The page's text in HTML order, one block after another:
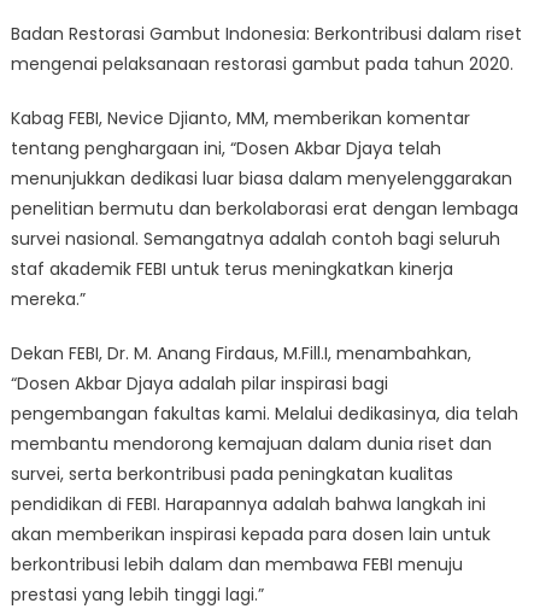
Badan Restorasi Gambut Indonesia: Berkontribusi dalam riset
mengenai pelaksanaan restorasi gambut pada tahun 2020.
Kabag FEBI, Nevice Djianto, MM, memberikan komentar
tentang penghargaan ini, “Dosen Akbar Djaya telah
menunjukkan dedikasi luar biasa dalam menyelenggarakan
penelitian bermutu dan berkolaborasi erat dengan lembaga
survei nasional. Semangatnya adalah contoh bagi seluruh
staf akademik FEBI untuk terus meningkatkan kinerja
mereka.”
Dekan FEBI, Dr. M. Anang Firdaus, M.Fill.I, menambahkan,
“Dosen Akbar Djaya adalah pilar inspirasi bagi
pengembangan fakultas kami. Melalui dedikasinya, dia telah
membantu mendorong kemajuan dalam dunia riset dan
survei, serta berkontribusi pada peningkatan kualitas
pendidikan di FEBI. Harapannya adalah bahwa langkah ini
akan memberikan inspirasi kepada para dosen lain untuk
berkontribusi lebih dalam dan membawa FEBI menuju
prestasi yang lebih tinggi lagi.”